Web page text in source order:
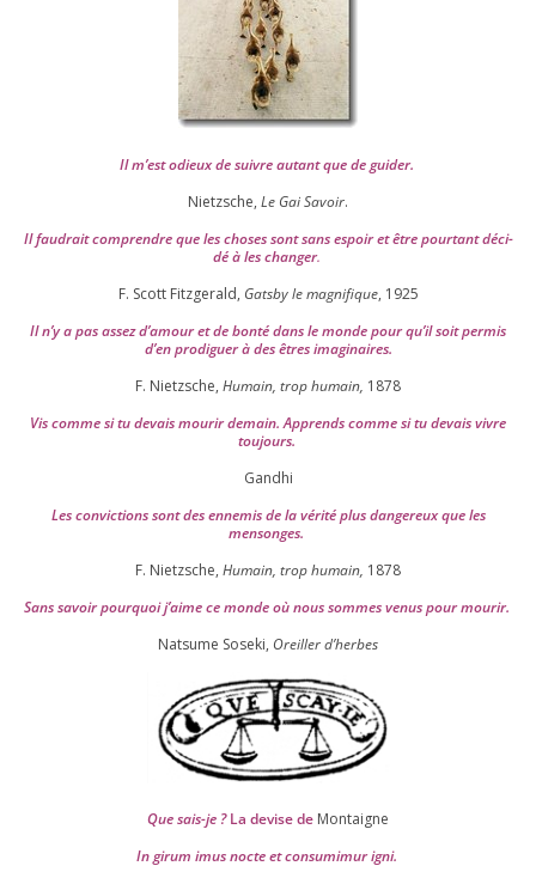
Il m’est odieux de suivre autant que de gui­der.
Nietzsche, Le Gai Savoir.
Il fau­drait com­prendre que les choses sont sans espoir et être pour­tant déci­
dé à les chan­ger.
F. Scott Fitzgerald, Gatsby le magni­fique, 1925
Il n’y a pas assez d’a­mour et de bon­té dans le monde pour qu’il soit per­mis
d’en pro­di­guer à des êtres imaginaires.
F. Nietzsche, Humain, trop humain, 1878
Vis comme si tu devais mou­rir demain. Apprends comme si tu devais vivre
toujours.
Gandhi
Les convic­tions sont des enne­mis de la véri­té plus dan­ge­reux que les
mensonges.
F. Nietzsche, Humain, trop humain, 1878
Sans savoir pour­quoi j’aime ce monde où nous sommes venus pour mourir.
Natsume Soseki, Oreiller d’herbes
Que sais-je ?La devise de Montaigne
In girum imus nocte et consu­mi­mur igni.